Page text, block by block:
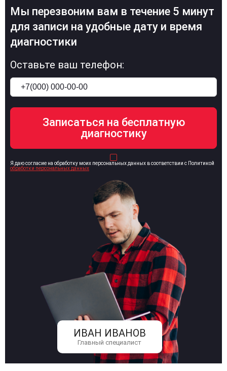
ИВАН ИВАНОВ
Главный специалист
Мы перезвоним вам в течение 5 минут
для записи на удобные дату и время
диагностики
Оставьте ваш телефон:
Я даю согласие на обработку моих персональных данных в соответствии с Политикой
обработки персональных данных